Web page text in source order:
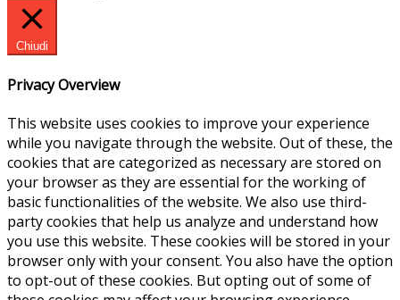
Chiudi
Privacy Overview
This website uses cookies to improve your experience
while you navigate through the website. Out of these, the
cookies that are categorized as necessary are stored on
your browser as they are essential for the working of
basic functionalities of the website. We also use third-
party cookies that help us analyze and understand how
you use this website. These cookies will be stored in your
browser only with your consent. You also have the option
to opt-out of these cookies. But opting out of some of